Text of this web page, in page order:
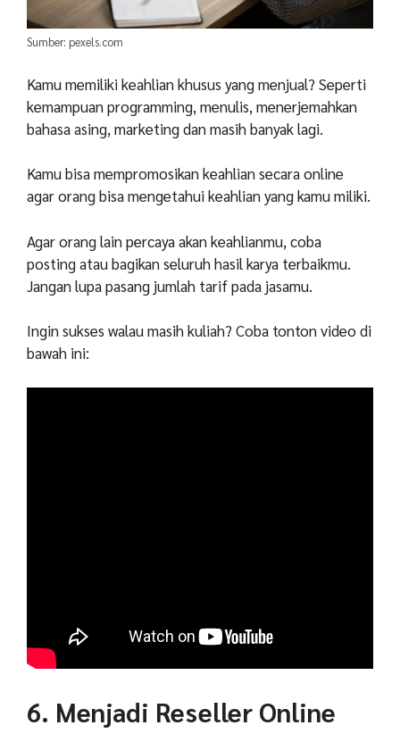
Sumber: pexels.com
Kamu memiliki keahlian khusus yang menjual? Seperti
kemampuan programming, menulis, menerjemahkan
bahasa asing, marketing dan masih banyak lagi.
Kamu bisa mempromosikan keahlian secara online
agar orang bisa mengetahui keahlian yang kamu miliki.
Agar orang lain percaya akan keahlianmu, coba
posting atau bagikan seluruh hasil karya terbaikmu.
Jangan lupa pasang jumlah tarif pada jasamu.
Ingin sukses walau masih kuliah? Coba tonton video di
bawah ini:
6. Menjadi Reseller Online